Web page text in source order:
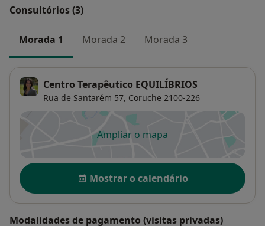
Consultórios (3)
Morada 1 Morada 2 Morada 3
Centro Terapêutico EQUILÍBRIOS
Rua de Santarém 57, Coruche 2100-226
Ampliar o mapaabre num novo separador
Disponibilidade
Mostrar o calendário
Modalidades de pagamento (visitas privadas)